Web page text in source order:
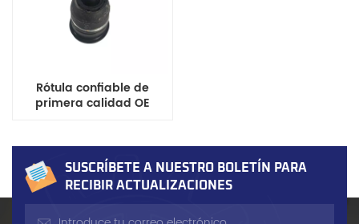
Rótula confiable de
primera calidad OE
Avalanche/Silverado/Suburban,
GMC Sierra y Hummer H2
SUSCRÍBETE A NUESTRO BOLETÍN PARA
RECIBIR ACTUALIZACIONES